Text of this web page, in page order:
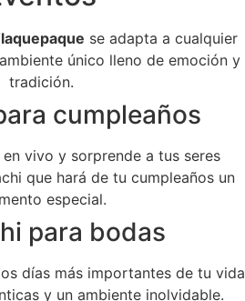
se adapta a cualquier
único lleno de emoción y
tradición.
cumpleaños
vivo y sorprende a tus seres
que hará de tu cumpleaños un
especial.
para bodas
días más importantes de tu vida
y un ambiente inolvidable.